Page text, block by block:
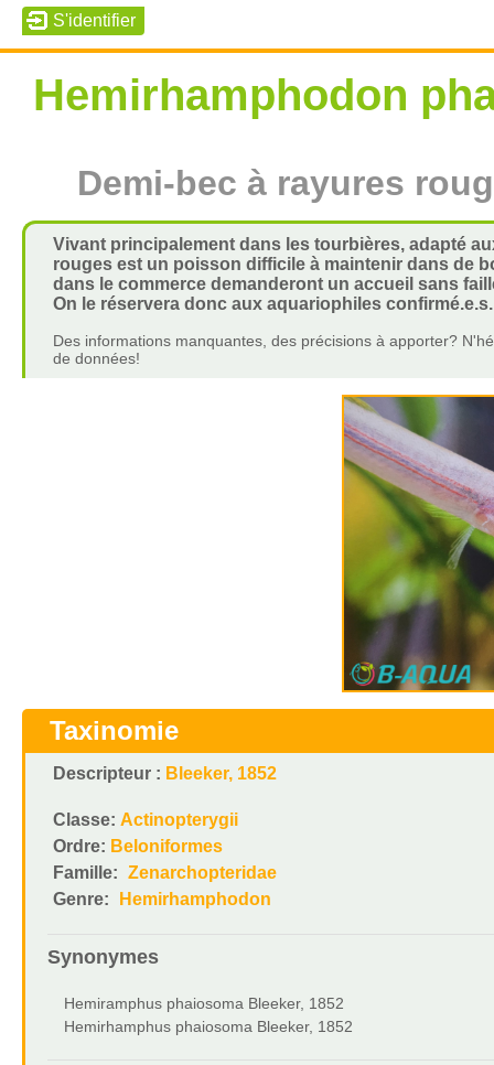
Hemirhamphodon
Demi-bec à rayures
Vivant principalement dans les tourbières, adapté
rouges est un poisson difficile à maintenir dans de
dans le commerce demanderont un accueil sans
On le réservera donc aux aquariophiles confirmé.e.s.
Des informations manquantes, des précisions à apporter?
de données!
Taxinomie
Descripteur : Bleeker, 1852
Classe: Actinopterygii
Ordre: Beloniformes
Famille: Zenarchopteridae
Genre:
Hemirhamphodon
Synonymes
Hemiramphus phaiosoma Bleeker, 1852
Hemirhamphus phaiosoma Bleeker, 1852